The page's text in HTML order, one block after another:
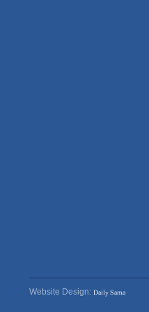
Website Design: Daily Sama